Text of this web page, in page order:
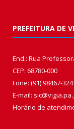
PREFEITURA DE
End.: Rua
CEP: 68780-000
Fone: (91) 98467-
E-mail:
Horário de